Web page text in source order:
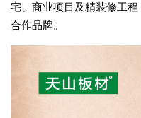
宅、商业项目及精装修工
合作品牌。